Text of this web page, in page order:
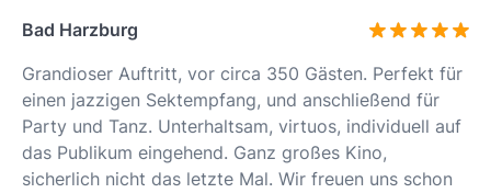
Bad Harzburg
Grandioser Auftritt, vor circa 350 Gästen. Perfekt für
einen jazzigen Sektempfang, und anschließend für
Party und Tanz. Unterhaltsam, virtuos, individuell auf
das Publikum eingehend. Ganz großes Kino,
sicherlich nicht das letzte Mal. Wir freuen uns schon